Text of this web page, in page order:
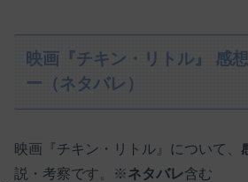
映画『チキン・リトル』 感
ー（ネタバレ）
映画『チキン・リトル』について、
説・考察です。※ネタバレ含む